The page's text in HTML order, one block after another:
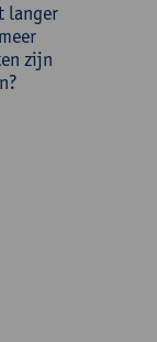
langer
zijn